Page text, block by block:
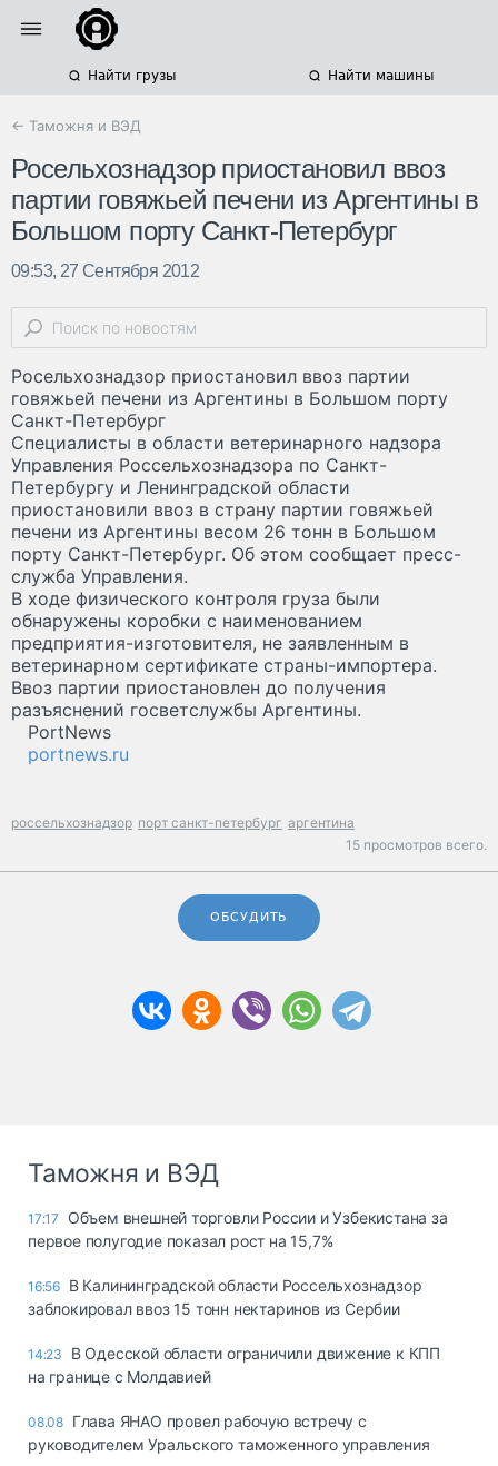
Найти грузы Найти машины
← Таможня и ВЭД
Росельхознадзор приостановил ввоз
партии говяжьей печени из Аргентины в
Большом порту Санкт-Петербург
09:53, 27 Сентября 2012
Росельхознадзор приостановил ввоз партии
говяжьей печени из Аргентины в Большом порту
Санкт-Петербург
Специалисты в области ветеринарного надзора
Управления Россельхознадзора по Санкт-
Петербургу и Ленинградской области
приостановили ввоз в страну партии говяжьей
печени из Аргентины весом 26 тонн в Большом
порту Санкт-Петербург. Об этом сообщает пресс-
служба Управления.
В ходе физического контроля груза были
обнаружены коробки с наименованием
предприятия-изготовителя, не заявленным в
ветеринарном сертификате страны-импортера.
Ввоз партии приостановлен до получения
разъяснений госветслужбы Аргентины.
PortNews
portnews.ru
россельхознадзор порт санкт-петербург аргентина
15 просмотров всего.
ОБСУДИТЬ
Таможня и ВЭД
17:17
Объем внешней торговли России и Узбекистана за
первое полугодие показал рост на 15,7%
16:56 В Калининградской области Россельхознадзор
заблокировал ввоз 15 тонн нектаринов из Сербии
14:23
В Одесской области ограничили движение к КПП
на границе с Молдавией
08.08 Глава ЯНАО провел рабочую встречу с
руководителем Уральского таможенного управления